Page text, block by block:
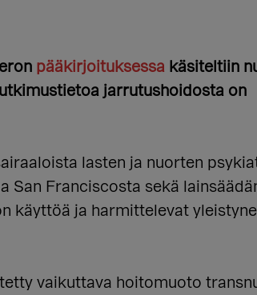
pääkirjoituksessa käsiteltiin
jarrutushoidosta on
lasten ja nuorten
Franciscosta sekä
käyttöä ja harmittelevat
vaikuttava hoitomuoto